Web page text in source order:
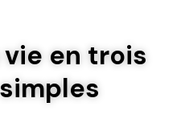
vie en trois